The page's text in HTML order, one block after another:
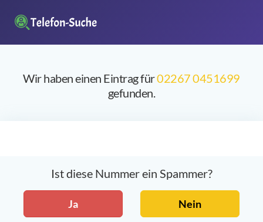
Wir haben einen Eintrag für02267 0451699
gefunden.
Ist diese Nummer ein Spammer?
Ja Nein